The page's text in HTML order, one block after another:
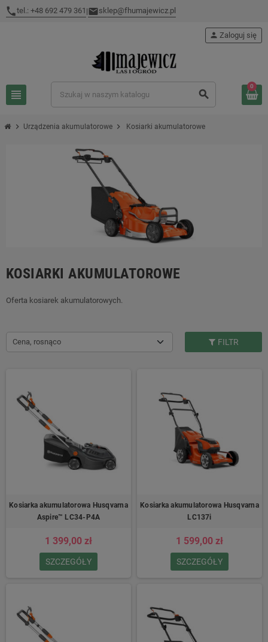
tel.: +48 692 479 361 | sklep@fhumajewicz.pl
view_headline search
person Zaloguj się
0
chevron_right Urządzenia akumulatorowe chevron_right Kosiarki akumulatorowe
KOSIARKI AKUMULATOROWE
Oferta kosiarek akumulatorowych.
Cena, rosnąco FILTR
Kosiarka akumulatorowa Husqvarna
Aspire™ LC34-P4A
1 399,00 zł
SZCZEGÓŁY
Kosiarka akumulatorowa Husqvarna
LC137i
1 599,00 zł
SZCZEGÓŁY